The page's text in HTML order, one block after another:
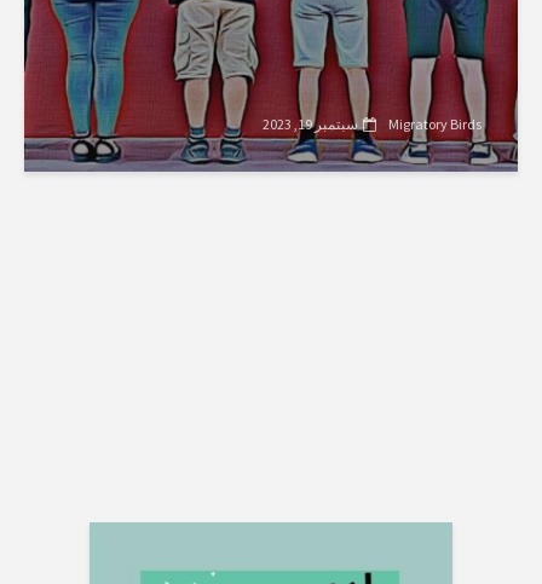
Migratory Birds سبتمبر 19, 2023